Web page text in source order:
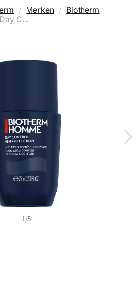
Merken
Biotherm
C...
1/5